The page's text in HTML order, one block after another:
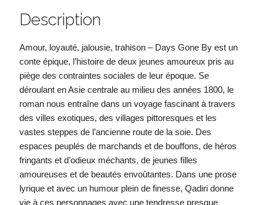
Description
Amour, loyauté, jalousie, trahison – Days Gone By est un
conte épique, l’histoire de deux jeunes amoureux pris au
piège des contraintes sociales de leur époque. Se
déroulant en Asie centrale au milieu des années 1800, le
roman nous entraîne dans un voyage fascinant à travers
des villes exotiques, des villages pittoresques et les
vastes steppes de l’ancienne route de la soie. Des
espaces peuplés de marchands et de bouffons, de héros
fringants et d’odieux méchants, de jeunes filles
amoureuses et de beautés envoûtantes. Dans une prose
lyrique et avec un humour plein de finesse, Qadiri donne
vie à ces personnages avec une tendresse presque